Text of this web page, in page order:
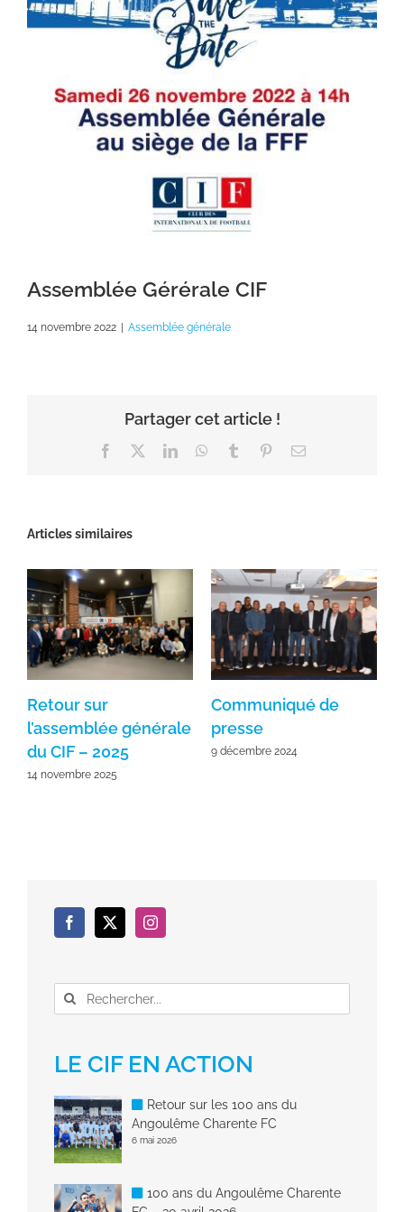
Assemblée Gérérale CIF
14 novembre 2022 Assemblée générale
Partager cet article !
Facebook LinkedInWhatsApp
Tumblr PinterestEmail
Articles similaires
Retour sur
l’assemblée générale
du CIF – 2025
14 novembre 2025
Communiqué de
presse
9 décembre 2024
Rechercher:
LE CIF EN ACTION
Retour sur les 100 ans du
Angoulême Charente FC
6 mai 2026
100 ans du Angoulême Charente